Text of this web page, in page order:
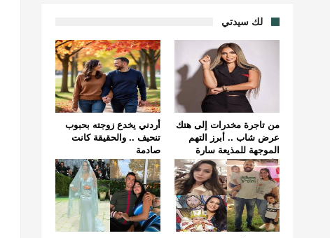
لك سيدتي
أردني يخدع زوجته بحبوب
تنحيف .. والحقيقة كانت
صادمة
من تاجرة مخدرات إلى هتك
عرض شاب .. أبرز التهم
الموجهة للمذيعة سارة
خليفة